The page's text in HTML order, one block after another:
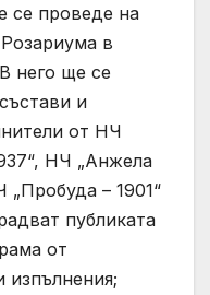
се проведе на
в
него ще се
и
от НЧ
НЧ „Анжела
– 1901“
публиката
от
изпълнения;